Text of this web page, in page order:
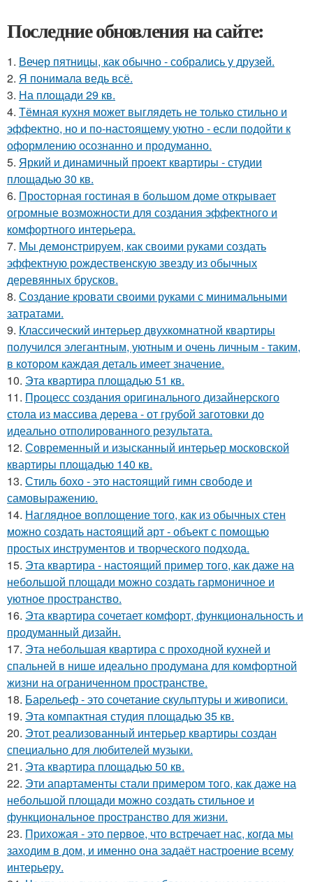
Последние обновления на сайте:
1. Вечер пятницы, как обычно - собрались у друзей.
2. Я понимала ведь всё.
3. На площади 29 кв.
4. Тёмная кухня может выглядеть не только стильно и
эффектно, но и по-настоящему уютно - если подойти к
оформлению осознанно и продуманно.
5. Яркий и динамичный проект квартиры - студии
площадью 30 кв.
6. Просторная гостиная в большом доме открывает
огромные возможности для создания эффектного и
комфортного интерьера.
7. Мы демонстрируем, как своими руками создать
эффектную рождественскую звезду из обычных
деревянных брусков.
8. Создание кровати своими руками с минимальными
затратами.
9. Классический интерьер двухкомнатной квартиры
получился элегантным, уютным и очень личным - таким,
в котором каждая деталь имеет значение.
10. Эта квартира площадью 51 кв.
11. Процесс создания оригинального дизайнерского
стола из массива дерева - от грубой заготовки до
идеально отполированного результата.
12. Современный и изысканный интерьер московской
квартиры площадью 140 кв.
13. Стиль бохо - это настоящий гимн свободе и
самовыражению.
14. Наглядное воплощение того, как из обычных стен
можно создать настоящий арт - объект с помощью
простых инструментов и творческого подхода.
15. Эта квартира - настоящий пример того, как даже на
небольшой площади можно создать гармоничное и
уютное пространство.
16. Эта квартира сочетает комфорт, функциональность и
продуманный дизайн.
17. Эта небольшая квартира с проходной кухней и
спальней в нише идеально продумана для комфортной
жизни на ограниченном пространстве.
18. Барельеф - это сочетание скульптуры и живописи.
19. Эта компактная студия площадью 35 кв.
20. Этот реализованный интерьер квартиры создан
специально для любителей музыки.
21. Эта квартира площадью 50 кв.
22. Эти апартаменты стали примером того, как даже на
небольшой площади можно создать стильное и
функциональное пространство для жизни.
23. Прихожая - это первое, что встречает нас, когда мы
заходим в дом, и именно она задаёт настроение всему
интерьеру.